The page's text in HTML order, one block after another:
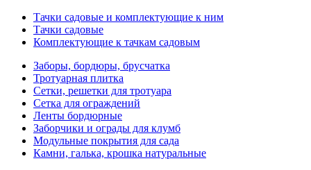
Тачки садовые и комплектующие к ним
Тачки садовые
Комплектующие к тачкам садовым
Заборы, бордюры, брусчатка
Тротуарная плитка
Сетки, решетки для тротуара
Сетка для ограждений
Ленты бордюрные
Заборчики и ограды для клумб
Модульные покрытия для сада
Камни, галька, крошка натуральные